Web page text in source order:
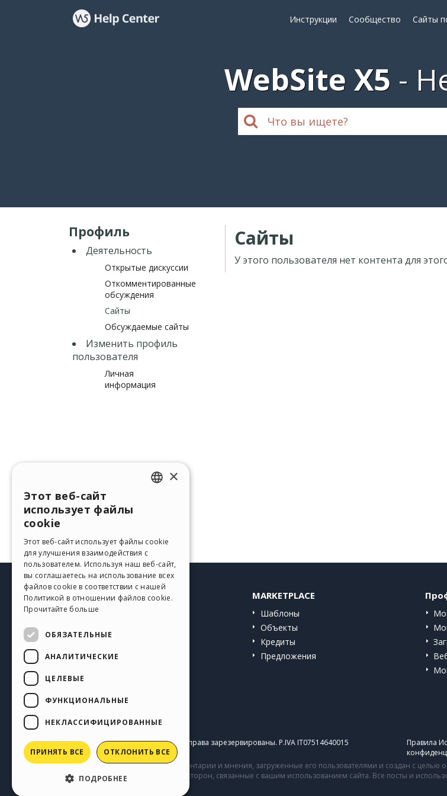
Инструкции Сообщество Сайты
WebSite X5
Профиль
Деятельность
Открытые дискуссии
Откомментированные
обсуждения
Сайты
Обсуждаемые сайты
Изменить профиль
пользователя
Личная
информация
Сайты
У этого пользователя нет контента для
HELP CENTER
Инструкции
MARKETPLACE
Шаблоны
Объекты
Кредиты
Предложения
Copyright © 2026Incomedia s.r.l.Все права зарезервированы. P.IVA IT07514640015 Правила
Сайт содержит информацию, комментарии и мнения, загруженные его пользователями и создан с целью
комментарии и поведение третьих сторон, связанные с вашим использованием сайта. Все посты и
Incomedia.
GERMAN
SPANISH
PORTUGUESE
POLISH
×
Этот веб-сайт
использует файлы
cookie
Этот веб-сайт использует файлы cookie
для улучшения взаимодействия с
пользователем. Используя наш веб-сайт,
вы соглашаетесь на использование всех
файлов cookie в соответствии с нашей
Политикой в ​​отношении файлов cookie.
Прочитайте больше
ОБЯЗАТЕЛЬНЫЕ
АНАЛИТИЧЕСКИЕ
ЦЕЛЕВЫЕ
ФУНКЦИОНАЛЬНЫЕ
НЕКЛАССИФИЦИРОВАННЫЕ
ПРИНЯТЬ ВСЕ ОТКЛОНИТЬ ВСЕ
ПОДРОБНЕЕ